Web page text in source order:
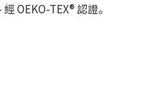
OEKO-TEX® 認證。